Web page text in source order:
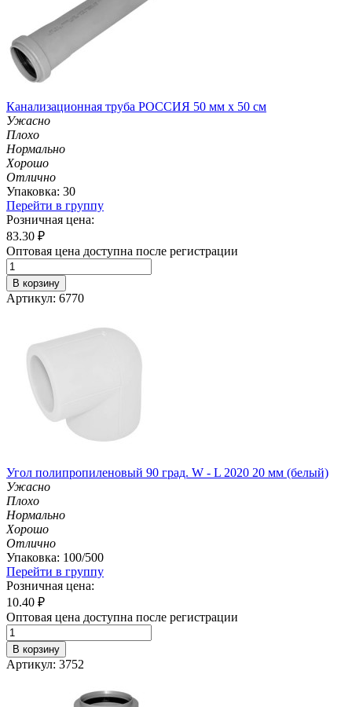
Канализационная труба РОССИЯ 50 мм х 50 см
Ужасно
Плохо
Нормально
Хорошо
Отлично
Упаковка: 30
Перейти в группу
Розничная цена:
83.30 ₽
Оптовая цена доступна после регистрации
В корзину
Артикул: 6770
Угол полипропиленовый 90 град. W - L 2020 20 мм (белый)
Ужасно
Плохо
Нормально
Хорошо
Отлично
Упаковка: 100/500
Перейти в группу
Розничная цена:
10.40 ₽
Оптовая цена доступна после регистрации
В корзину
Артикул: 3752